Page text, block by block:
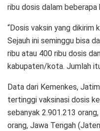
ribu dosis dalam beberapa
“Dosis vaksin yang dikirim
Sejauh ini seminggu bisa
ribu atau 400 ribu dosis
kabupaten/kota. Jumlah
Data dari Kemenkes,
tertinggi vaksinasi dosis
sebanyak 2.901.213
orang, Jawa Tengah